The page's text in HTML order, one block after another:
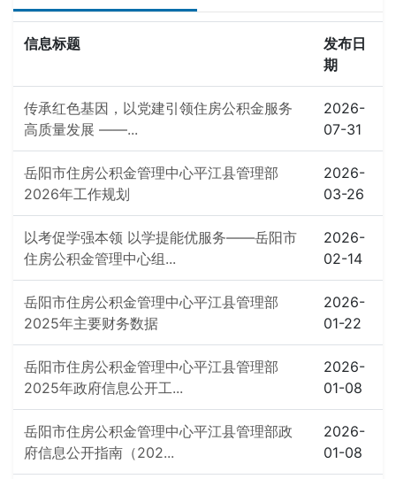
信息标题
发布日
期
传承红色基因，以党建引领住房公积金服务
高质量发展 ——...
2026-
07-31
岳阳市住房公积金管理中心平江县管理部
2026年工作规划
2026-
03-26
以考促学强本领 以学提能优服务——岳阳市
住房公积金管理中心组...
2026-
02-14
岳阳市住房公积金管理中心平江县管理部
2025年主要财务数据
2026-
01-22
岳阳市住房公积金管理中心平江县管理部
2025年政府信息公开工...
2026-
01-08
岳阳市住房公积金管理中心平江县管理部政
府信息公开指南（202...
2026-
01-08